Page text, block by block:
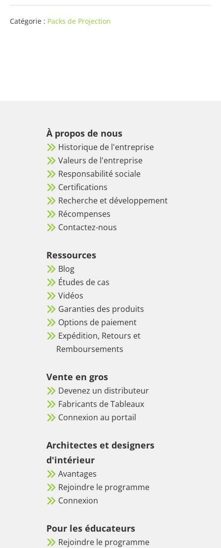
Peinture
Projection
Catégorie : Packs de Projection
À propos de nous
Historique de l'entreprise
Valeurs de l'entreprise
Responsabilité sociale
Certifications
Recherche et développement
Récompenses
Contactez-nous
Ressources
Blog
Études de cas
Vidéos
Garanties des produits
Options de paiement
Expédition, Retours et
Remboursements
Vente en gros
Devenez un distributeur
Fabricants de Tableaux
Connexion au portail
Architectes et designers
d'intérieur
Avantages
Rejoindre le programme
Connexion
Pour les éducateurs
Rejoindre le programme